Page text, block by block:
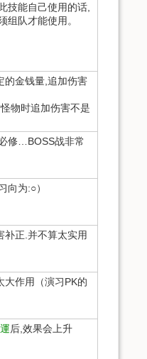
技能自己使用的话,
组队才能使用。
的金钱量,追加伤害
物时追加伤害不是
修…BOSS战非常
向为:○）
补正.并不算太实用
大作用（演习PK的
后,效果会上升